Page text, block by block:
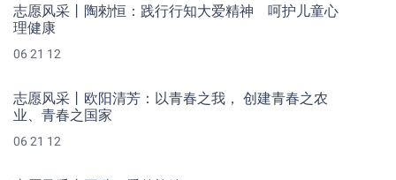
志愿风采丨陶勑恒：践行行知大爱精神 呵护儿童心
理健康
06 21 12
志愿风采丨欧阳清芳：以青春之我， 创建青春之农
业、青春之国家
06 21 12